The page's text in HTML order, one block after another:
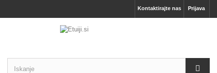
Prijava
Kontaktirajte nas